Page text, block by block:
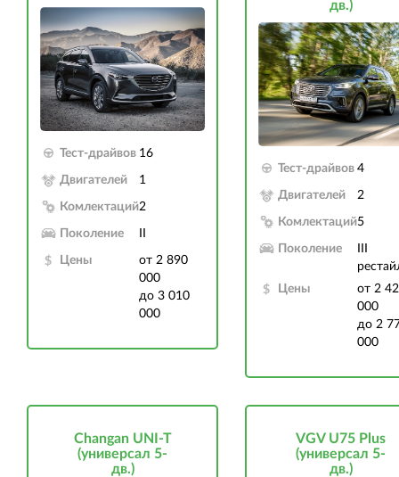
Тест-драйвов 16
Двигателей 1
Комлектаций2
Поколение
Цены
от 2 890
000
до 3 010
000
дв.)
Тест-драйвов 4
Двигателей 2
Комлектаций5
Поколение
Цены
от 2
000
до 2
000
Changan UNI-T
(универсал 5-
дв.)
VGV U75 Plus
(универсал 5-
дв.)